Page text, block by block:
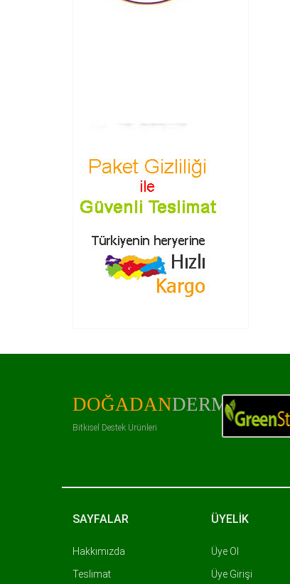
DOĞADANDERMAN
Bitkisel Destek Ürünleri
SAYFALAR
Hakkımızda
Teslimat
ÜYELİK
Üye Ol
Üye Girişi